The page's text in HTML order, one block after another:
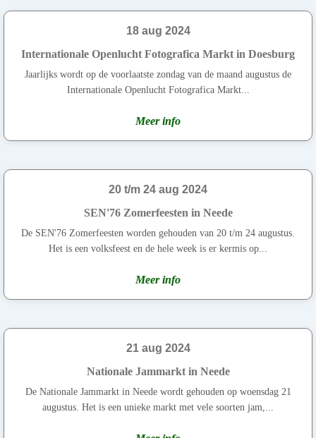
18 aug 2024
Internationale Openlucht Fotografica Markt in Doesburg
Jaarlijks wordt op de voorlaatste zondag van de maand augustus de
Internationale Openlucht Fotografica Markt...
Meer info
20 t/m 24 aug 2024
SEN'76 Zomerfeesten in Neede
De SEN'76 Zomerfeesten worden gehouden van 20 t/m 24 augustus.
Het is een volksfeest en de hele week is er kermis op...
Meer info
21 aug 2024
Nationale Jammarkt in Neede
De Nationale Jammarkt in Neede wordt gehouden op woensdag 21
augustus. Het is een unieke markt met vele soorten jam,...